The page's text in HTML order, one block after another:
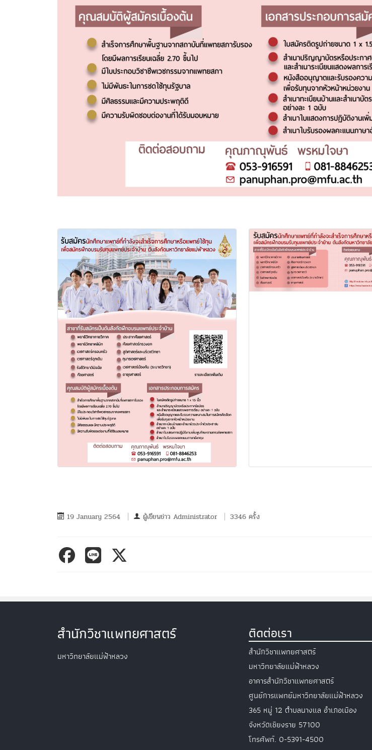
19 January 2564 ผู้เขียนข่าว Administrator 3346 ครั้ง
สำนักวิชาแพทยศาสตร์
มหาวิทยาลัยแม่ฟ้าหลวง
ติดต่อเรา
สำนักวิชาแพทยศาสตร์
มหาวิทยาลัยแม่ฟ้าหลวง
อาคารสำนักวิชาแพทยศาสตร์
ศูนย์การแพทย์มหาวิทยาลัยแม่ฟ้าหลวง
365 หมู่ 12 ตำบลนางแล อำเภอเมือง
จังหวัดเชียงราย 57100
โทรศัพท์. 0-5391-4500